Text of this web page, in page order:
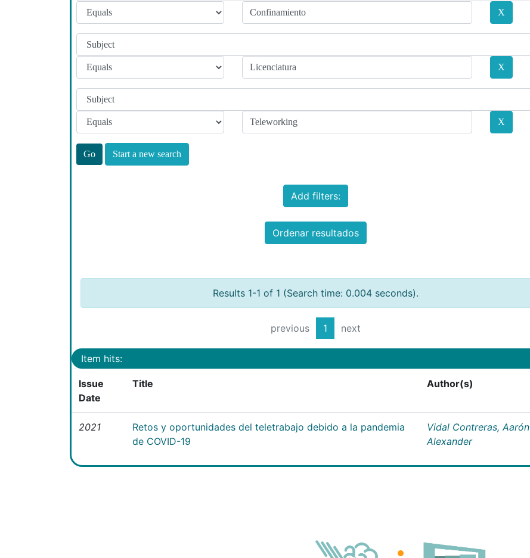
Start a new search
Add filters:
Ordenar resultados
Results 1-1 of 1 (Search time: 0.004 seconds).
previous 1 next
Item hits:
Issue
Date
Title Author(s)
2021
Retos y oportunidades del teletrabajo debido a la pandemia
de COVID-19
Vidal Contreras, Aarón
Alexander